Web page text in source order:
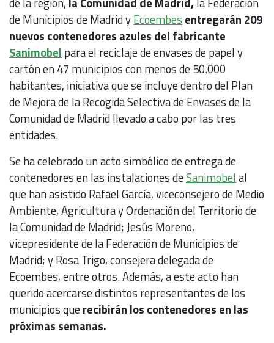
de Municipios de Madrid yEcoembes entregarán 209
nuevos contenedores azules del fabricante
Sanimobel para el reciclaje de envases de papel y
cartón en 47 municipios con menos de 50.000
habitantes, iniciativa que se incluye dentro del Plan
de Mejora de la Recogida Selectiva de Envases de la
Comunidad de Madrid llevado a cabo por las tres
entidades.
Se ha celebrado un acto simbólico de entrega de
contenedores en las instalaciones deSanimobelal
que han asistido Rafael García, viceconsejero de Medio
Ambiente, Agricultura y Ordenación del Territorio de
la Comunidad de Madrid; Jesús Moreno,
vicepresidente de la Federación de Municipios de
Madrid; y Rosa Trigo, consejera delegada de
Ecoembes, entre otros. Además, a este acto han
querido acercarse distintos representantes de los
municipios querecibirán los contenedores en las
próximas semanas.